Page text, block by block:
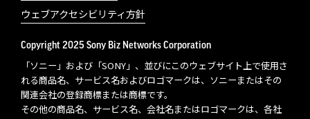
ウェブアクセシビリティ方針
Copyright 2025 Sony Biz Networks Corporation
「ソニー」および「SONY」、並びにこのウェブサイト上で使用さ
れる商品名、サービス名およびロゴマークは、ソニーまたはその
関連会社の登録商標または商標です。
その他の商品名、サービス名、会社名またはロゴマークは、各社